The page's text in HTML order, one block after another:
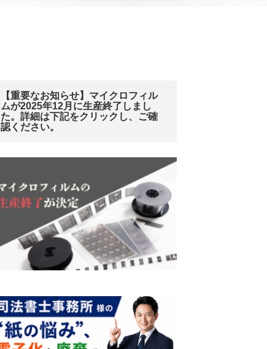
【重要なお知らせ】マイクロフィル
ムが2025年12月に生産終了しまし
た。詳細は下記をクリックし、ご確
認ください。